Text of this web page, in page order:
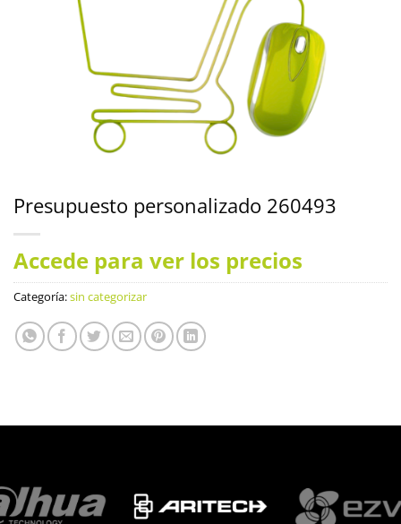
Presupuesto personalizado 260493
Accede para ver los precios
Categoría:sin categorizar